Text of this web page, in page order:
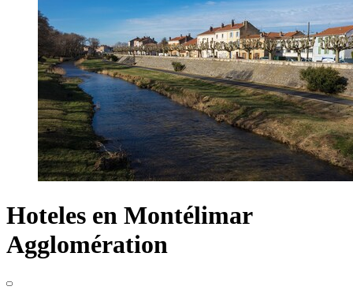
Hoteles en Montélimar
Agglomération